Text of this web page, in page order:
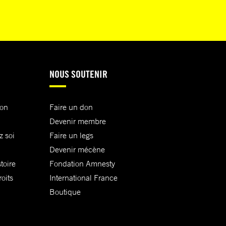
soi
NOUS SOUTENIR
Faire un don
Devenir membre
Faire un legs
Devenir mécène
Fondation Amnesty
International France
Boutique